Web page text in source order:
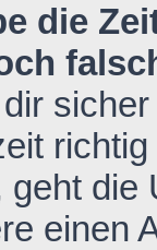
die
geht die
einen